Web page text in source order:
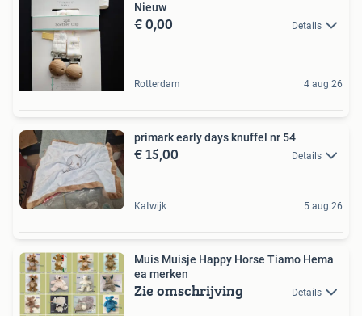
Nieuw
€ 0,00 Details
Rotterdam 4 aug 26
primark early days knuffel nr 54
€ 15,00 Details
Katwijk 5 aug 26
Muis Muisje Happy Horse Tiamo Hema
ea merken
Zie omschrijving Details